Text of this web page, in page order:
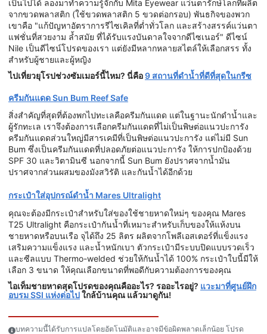
เป็นไปได้ ลองมาทำความรู้จักกับ Mita Eyewear แว่นตารักษ์โลกที่ผลิต
จากขวดพลาสติก (ใช้ขวดพลาสติก 5 ขวดต่อกรอบ) พันธกิจของพวก
เขาคือ "แก้ปัญหาอัตราการรีไซเคิลที่ต่ำทั่วโลก และสร้างสรรค์แว่นตา
แฟชั่นที่สวยงาม ล้ำสมัย ที่ได้รับแรงบันดาลใจจากดีไซเนอร์" ดีไซน์
Nile เป็นดีไซน์โปรดของเรา แต่ยังมีหลากหลายสไตล์ให้เลือกสรร ทั้ง
สำหรับผู้ชายและผู้หญิง
ไปเที่ยวยุโรปช่วงซัมเมอร์นี้ไหม? นี่คือ9 สถานที่ดำน้ำที่ดีที่สุดในกรีซ
ครีมกันแดด Sun Bum Reef Safe
สิ่งสำคัญที่สุดที่ต้องพกไปทะเลคือครีมกันแดด แต่ในฐานะนักดำน้ำและ
ผู้รักทะเล เราจึงต้องการเลือกครีมกันแดดที่ไม่เป็นพิษต่อแนวปะการัง
ครีมกันแดดส่วนใหญ่มีสารเคมีที่เป็นพิษต่อแนวปะการัง แต่ไม่มี Sun
Bum ซึ่งเป็นครีมกันแดดที่ปลอดภัยต่อแนวปะการัง ให้การปกป้องด้วย
SPF 30 และวิตามินซี นอกจากนี้ Sun Bum ยังปราศจากน้ำมัน
ปราศจากส่วนผสมของมังสวิรัติ และกันน้ำได้อีกด้วย
กระเป๋าใส่อุปกรณ์ดำน้ำ Mares Ultralight
คุณจะต้องมีกระเป๋าสำหรับใส่ของใช้ชายหาดใหม่ๆ ของคุณ Mares
T25 Ultralight คือกระเป๋ากันน้ำที่เหมาะสำหรับเก็บของให้แห้งบน
ชายหาดหรือบนเรือ จุได้ถึง 25 ลิตร ผลิตจากโพลีเอสเตอร์ที่แข็งแรง
เสริมความแข็งแรง และน้ำหนักเบา ตัวกระเป๋ามีระบบปิดแบบรวดเร็ว
และซีลแบบ Thermo-welded ช่วยให้กันน้ำได้ 100% กระเป๋าใบนี้มีให้
เลือก 3 ขนาด ให้คุณเลือกขนาดที่พอดีกับความต้องการของคุณ
ไอเท็มชายหาดสุดโปรดของคุณคืออะไร? รออะไรอยู่? แวะมาที่ศูนย์ฝึก
อบรม SSI แห่งต่อไปใกล้บ้านคุณ แล้วมาดูกัน!
บทความนี้ได้รับการแปลโดยอัตโนมัติและอาจมีข้อผิดพลาดเล็กน้อย โปรด